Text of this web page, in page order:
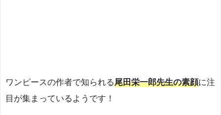
ワンピースの作者で知られる尾田栄一郎先生の素顔に注
目が集まっているようです！